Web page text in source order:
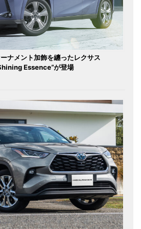
ナメント加飾を纏ったレクサス
Essence”が登場